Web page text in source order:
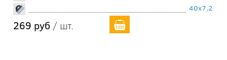
40x7,2
269 руб / шт.